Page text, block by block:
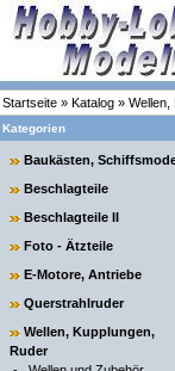
Startseite » Katalog » Wellen,
Kategorien
Baukästen,
Beschlagteile
Beschlagteile II
Foto - Ätzteile
E-Motore, Antriebe
Querstrahlruder
Wellen, Kupplungen,
Ruder